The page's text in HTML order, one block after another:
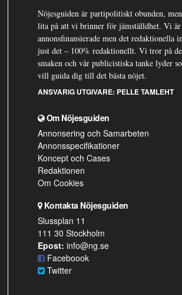
Nöjesguiden är partipolitiskt obunden,
lita på att vi brinner för jämställdhet. Vi är
annonsfinansierade men det redaktionella
just det – 100% redaktionellt. Vi tror på
smaken och vår publicistiska tanke lyder
vill guida dig till det bästa nöjet.
ANSVARIG UTGIVARE: PELLE TAMLEHT
Om Nöjesguiden
Annonsering och Samarbeten
Annonsspecifikationer
Koncept och Cases
Redaktionen
Om Cookies
Kontakta Nöjesguiden
Slussplan 11
111 30 Stockholm
Epost: info@ng.se
Faceboook
Twitter